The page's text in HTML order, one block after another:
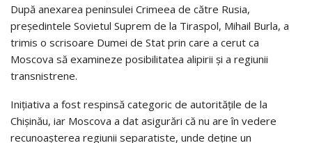
După anexarea peninsulei Crimeea de către Rusia,
preşedintele Sovietul Suprem de la Tiraspol, Mihail Burla, a
trimis o scrisoare Dumei de Stat prin care a cerut ca
Moscova să examineze posibilitatea alipirii şi a regiunii
transnistrene.
Iniţiativa a fost respinsă categoric de autorităţile de la
Chişinău, iar Moscova a dat asigurări că nu are în vedere
recunoaşterea regiunii separatiste, unde deţine un